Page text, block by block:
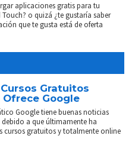
aplicaciones gratis para tu
o quizá ¿te gustaría saber
que te gusta está de oferta
Gratuitos
Ofrece Google
Google tiene buenas noticias
debido a que últimamente ha
cursos gratuitos y totalmente online